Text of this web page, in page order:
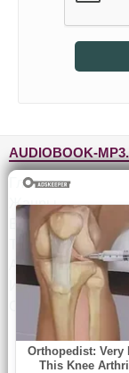
AUDIOBOOK-
Главная
Жанры
Топ-100
Авторы
Исполнители
Обратная связь